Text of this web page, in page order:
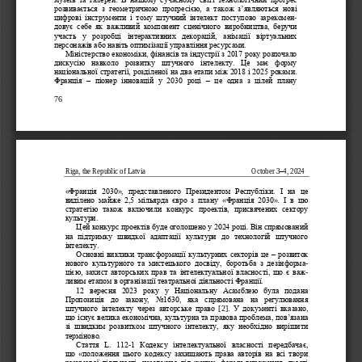
76
розвивається  з  геометричною  прогресією,  а  також  з’являються  нові
цифрові інструменти і  тому штучний  інтелект  поступово  зарекомен-
довує себе  як  важливий  компонент  сценічного  виробництва,  беручи
участь  у  розробці  інтерактивних  декорацій,  анімації  віртуальних
персонажів або навіть оптимізації управління ресурсами.
Міністерство економіки, фінансів та індустрії з 2017 року розпочало
дискусію  навколо  розвитку  штучного  інтелекту.  Це  має  форму
національної стратегії, розділеної на два етапи між 2018 і 2025 роками.
Франція – піонер  інновацій  у  2030  році – це  одна  з  цілей  плану
Riga, the Republic of Latvia October 3–4, 2024
«Франція  2030»,  представленого  Президентом  Республіки. І  на  це
виділено  майже  2,5  мільярда  євро  з  плану  «Франція  2030».
І  в  цю
стратегію  також  включили  конкурс  проектів,  присвячених сектору
культури.
Цей конкурс проектів буде оголошено у 2024 році. Він спрямований
на  підтримку  швидкої  адаптації  культури  до  технологій  штучного
інтелекту.
Основні виклики трансформації культурних секторів це – розвиток
нового  культурного  та  мистецького  досвіду,
боротьба з  дезінформа-
цією, захист авторських прав та інтелектуальної власності, що є важ-
ливим етапом в організації театральноі діяльності Франції.
12  вересня  2023  року  у  Національну  Асамблею  була  подана
Пропозиція  до  закону,  No1630,  яка  спрямована  на  регулювання
штучного  інтелекту  через  авторське  право [2].
У  документі  вказано,
що існує велика економічна, культурна та правова проблема, пов’язана
зі  швидким  розвитком  штучного  інтелекту,  яку  необхідно  вирішити
терміново.
Стаття  L.  112-1  Кодексу  інтелектуальної  власності  передбачає,
що  «положення  цього  кодексу  захищають  права  авторів  на  всі  твори